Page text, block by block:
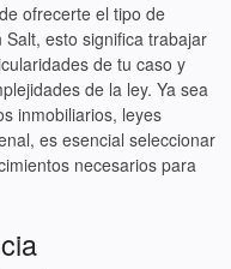
ofrecerte el tipo de
esto significa trabajar
de tu caso y
de la ley. Ya sea
inmobiliarios, leyes
es esencial seleccionar
necesarios para